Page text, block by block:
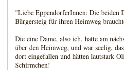
"Liebe EppendorferInnen: Die beiden
Bürgersteig für ihren Heimweg
Die eine Dame, also ich, hatte am
über den Heimweg, und war seelig,
dort eingefallen und hätten lautstark
Schirmchen!